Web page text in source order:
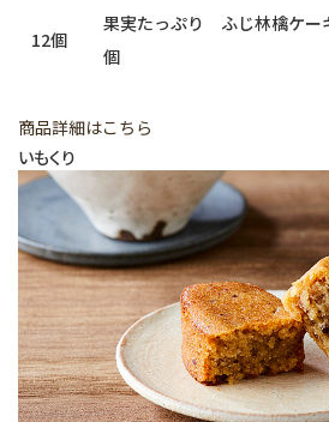
12個
果実たっぷり ふじ林檎ケー
個
商品詳細はこちら
いもくり